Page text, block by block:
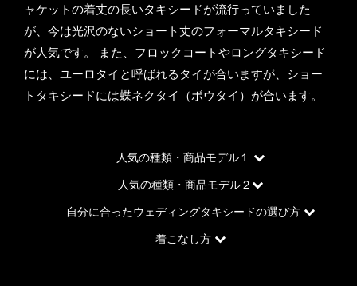
COLUMN &BLOG
ABOUT US
ACCESS
ャケットの着丈の長いタキシードが流行っていました
が、今は光沢のないショート丈のフォーマルタキシード
が人気です。 また、フロックコートやロングタキシード
には、ユーロタイと呼ばれるタイが合いますが、ショー
トタキシードには蝶ネクタイ（ボウタイ）が合います。
人気の種類・商品モデル１
人気の種類・商品モデル２
自分に合ったウェディングタキシードの選び方
着こなし方